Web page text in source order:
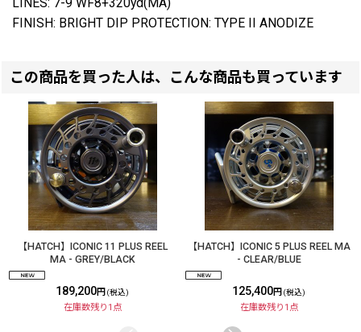
FINISH: BRIGHT DIP PROTECTION: TYPE II ANODIZE
この商品を買った人は、こんな商品も買っています
【HATCH】ICONIC 11 PLUS REEL
MA - GREY/BLACK
189,200円 (税込)
在庫数残り1点
【HATCH】ICONIC 5 PLUS REEL MA
- CLEAR/BLUE
125,400円 (税込)
在庫数残り1点